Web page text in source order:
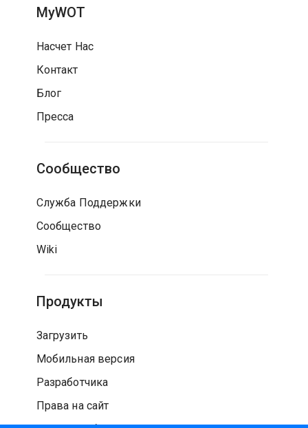
MyWOT
Насчет Нас
Контакт
Блог
Пресса
Сообщество
Служба Поддержки
Сообщество
Wiki
Продукты
Загрузить
Мобильная версия
Разработчика
Права на сайт